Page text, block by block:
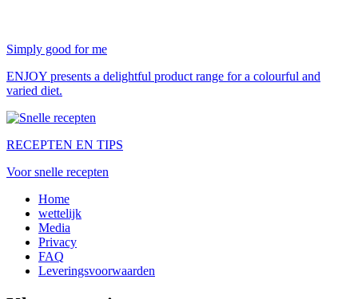
Simply good for me
ENJOY presents a delightful product range for a colourful and
varied diet.
RECEPTEN EN TIPS
Voor snelle recepten
Home
wettelijk
Media
Privacy
FAQ
Leveringsvoorwaarden